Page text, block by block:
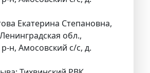
Екатерина Степановна,
обл.,
н, Амосовский с/с, д.